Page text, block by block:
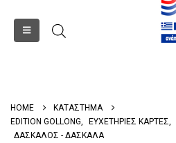
HOME
ΚΑΤΑΣΤΗΜΑ
EDITION GOLLONG
ΕΥΧΕΤΗΡΙΕΣ ΚΑΡΤΕΣ
ΔΑΣΚΑΛΟΣ - ΔΑΣΚΑΛΑ